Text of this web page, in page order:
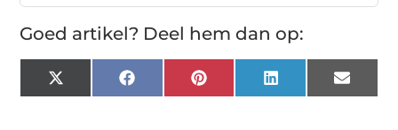
Goed artikel? Deel hem dan op:
X
(Twitter)
FacebookPinterest LinkedIn Email